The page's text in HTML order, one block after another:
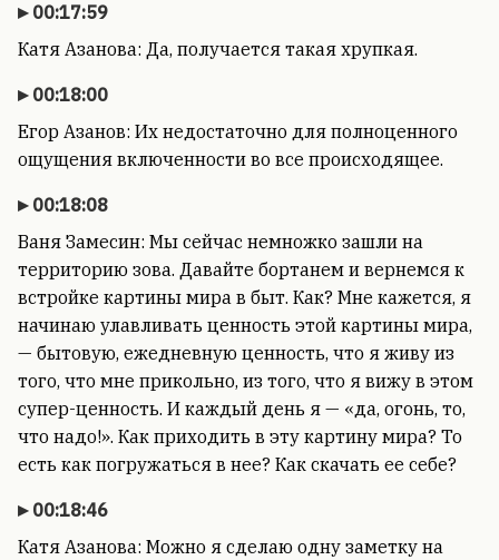
00:17:59
Катя Азанова: Да, получается такая хрупкая.
00:18:00
Егор Азанов: Их недостаточно для полноценного
ощущения включенности во все происходящее.
00:18:08
Ваня Замесин: Мы сейчас немножко зашли на
территорию зова. Давайте бортанем и вернемся к
встройке картины мира в быт. Как? Мне кажется, я
начинаю улавливать ценность этой картины мира,
— бытовую, ежедневную ценность, что я живу из
того, что мне прикольно, из того, что я вижу в этом
супер-ценность. И каждый день я — «да, огонь, то,
что надо!». Как приходить в эту картину мира? То
есть как погружаться в нее? Как скачать ее себе?
00:18:46
Катя Азанова: Можно я сделаю одну заметку на